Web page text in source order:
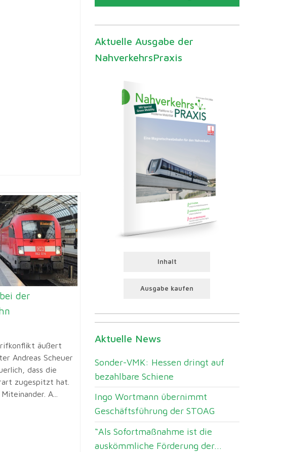
der
äußert
Andreas Scheuer
dass die
zugespitzt hat.
A...
Aktuelle Ausgabe der
NahverkehrsPraxis
Inhalt
Ausgabe kaufen
Aktuelle News
Sonder-VMK: Hessen dringt auf
bezahlbare Schiene
Ingo Wortmann übernimmt
Geschäftsführung der STOAG
“Als Sofortmaßnahme ist die
auskömmliche Förderung der...